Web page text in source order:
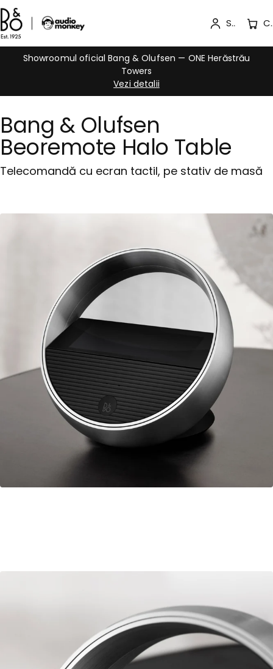
Sign in Cos
Showroomul oficial Bang & Olufsen — ONE Herăstrău
Towers
Vezi detalii
Bang & Olufsen
Beoremote Halo Table
Telecomandă cu ecran tactil, pe stativ de masă